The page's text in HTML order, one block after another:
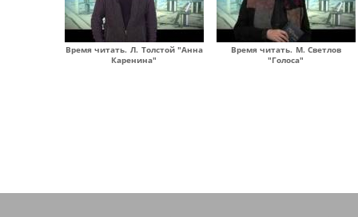
Время читать. Л. Толстой "Анна
Каренина"
Время читать. М. Светлов
"Голоса"